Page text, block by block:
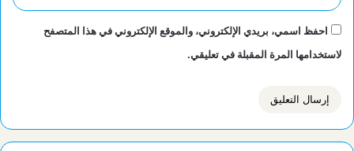
احفظ اسمي، بريدي الإلكتروني، والموقع الإلكتروني في هذا المتصفح
لاستخدامها المرة المقبلة في تعليقي.